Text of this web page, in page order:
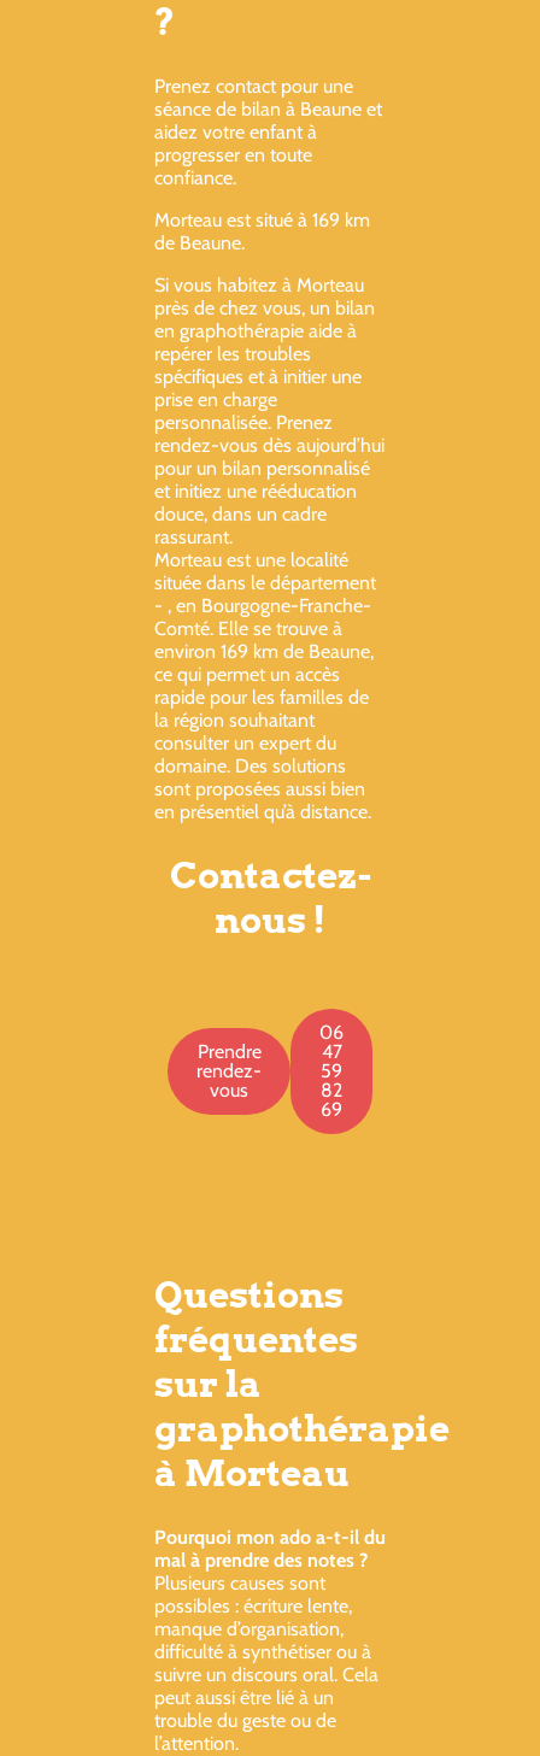
?
Prenez contact pour une
séance de bilan à Beaune et
aidez votre enfant à
progresser en toute
confiance.
Morteau est situé à 169 km
de Beaune.
Si vous habitez à Morteau
près de chez vous, un bilan
en graphothérapie aide à
repérer les troubles
spécifiques et à initier une
prise en charge
personnalisée. Prenez
rendez-vous dès aujourd’hui
pour un bilan personnalisé
et initiez une rééducation
douce, dans un cadre
rassurant.
Morteau est une localité
située dans le département
- , en Bourgogne-Franche-
Comté. Elle se trouve à
environ 169 km de Beaune,
ce qui permet un accès
rapide pour les familles de
la région souhaitant
consulter un expert du
domaine. Des solutions
sont proposées aussi bien
en présentiel qu’à distance.
Contactez-
nous !
Prendre
rendez-
vous
06
47
59
82
69
Questions
fréquentes
sur la
graphothérapie
à Morteau
Pourquoi mon ado a-t-il du
mal à prendre des notes ?
Plusieurs causes sont
possibles : écriture lente,
manque d’organisation,
difficulté à synthétiser ou à
suivre un discours oral. Cela
peut aussi être lié à un
trouble du geste ou de
l’attention.